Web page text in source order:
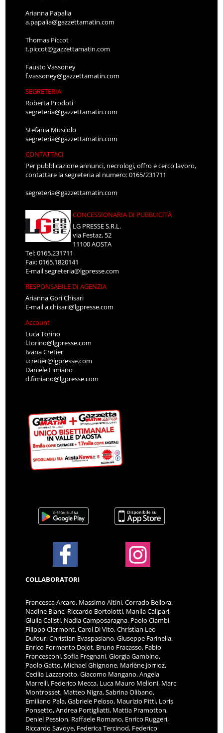
Arianna Papalia
a.papalia@gazzettamatin.com
Thomas Piccot
t.piccot@gazzettamatin.com
Fausto Vassoney
f.vassoney@gazzettamatin.com
SEGRETERIA
Roberta Prodoti
segreteria@gazzettamatin.com
Stefania Muscolo
segreteria@gazzettamatin.com
CONTATTACI
Per pubblicazione annunci, necrologi, offro e cerco lavoro,
contattare la segreteria al numero: 0165/231711
segreteria@gazzettamatin.com
CONCESSIONARIA DI PUBBLICITÀ
LG PRESSE S.R.L.
via Festaz, 52
11100 AOSTA
Tel: 0165.231711
Fax: 0165.1820141
E-mailsegreteria@lgpresse.com
RESPONSABILE DI AGENZIA
Arianna Gori Chisari
E-maila.chisari@lgpresse.com
Account
Luca Torino
l.torino@lgpresse.com
Ivana Cretier
i.cretier@lgpresse.com
Daniele Fimiano
d.fimiano@lgpresse.com
COLLABORATORI
Francesca Arcaro, Massimo Altini, Corrado Bellora,
Nadine Blanc, Riccardo Bortolotti, Manila Calipari,
Giulia Calisti, Nadia Camposaragna, Paolo Ciambi,
Filippo Clermont, Carol Di Vito, Christian Leo
Dufour, Christian Evaspasiano, Giuseppe Farinella,
Enrico Formento Dojot, Bruno Fracasso, Fabio
Francesconi, Sofia Fregnani, Giorgia Gambino,
Paolo Gatto, Michael Ghignone, Marlène Jorrioz,
Cecilia Lazzarotto, Giacomo Mangano, Angela
Marrelli, Federico Mecca, Luca Mauro Melloni, Marc
Montrosset, Matteo Nigra, Sabrina Olibano,
Emiliano Pala, Gabriele Peloso, Maurizio Pitti, Loris
Ponsetto, Andrea Portigliatti, Mattia Pramotton,
Deniel Pession, Raffaele Romano, Enrico Ruggeri,
Riccardo Savoye, Federica Tercinod, Federico